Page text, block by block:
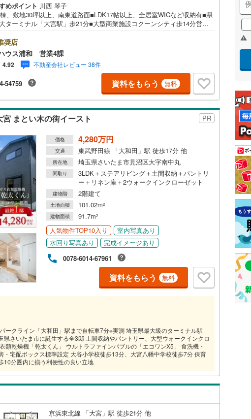
めポイント 川西 琴子
、敷地30坪以上、南東道路面■LDK17帖以上、全居室WICなど収納有■県
ターミナル「大宮駅」歩21分■大型商業施設コクーンシティ歩14分営業
ご案内できますぜひお気軽にご連絡下さい！東宝ハウスライフソリュー
ズグループ 東宝ハウス浦和 特別提携金利〔一例〕東宝ハウス浦和の
ーン■変動金利全期間引下げプラン⇒住宅ローン金利優遇割の最大適用
％》と某信用金庫金利1.275％の比較借入金4000万円返済期間35年の総返
の差額:303万円※2026年7月末実行分まで（審査・要件があります）◇TOH
CLUBで生涯の安心をお届け◇東宝ハウスのライフパートナーが直接
応ライフプランニング、かけつけサポート、Club Offプレミアムなど多彩な
スがございます
奨店
ウス浦和 営業4課
4.92 不動産会社レビュー 38件
54759 資料をもらう 無料
まとい木の街イースト PR
価格 4,280万円
交通 東武野田線 「大和田」駅 徒歩17分 他
所在地 埼玉県さいたま市見沼区大字南中丸
間取り
3LDK＋ステアリビング＋土間収納＋パントリ
ー＋リネン庫＋2ウォークインクローゼット
建物階 2階建て
土地面積 101.02m2
建物面積 91.7m2
人気物件TOP10入り
室内写真あり
水回り写真あり
完成イメージあり
0078-6014-67961
資料をもらう 無料
ークライン「大和田」駅まで自転車7分※実測 埼玉県最大級のターミナル駅
県さいたま市に誕生する全3邸 土間収納やパントリー、大型ウォークインクロ
類乾燥機「乾太くん」 ウルトラファインバブルの「エコワンX5」 食洗機・
・宅配ボックス標準設定 大谷小学校徒歩13分、大宮八幡中学校徒歩7分 保育
10分圏内に揃う利便性の良い立地
京浜東北線 「大宮」駅 徒歩21分 他